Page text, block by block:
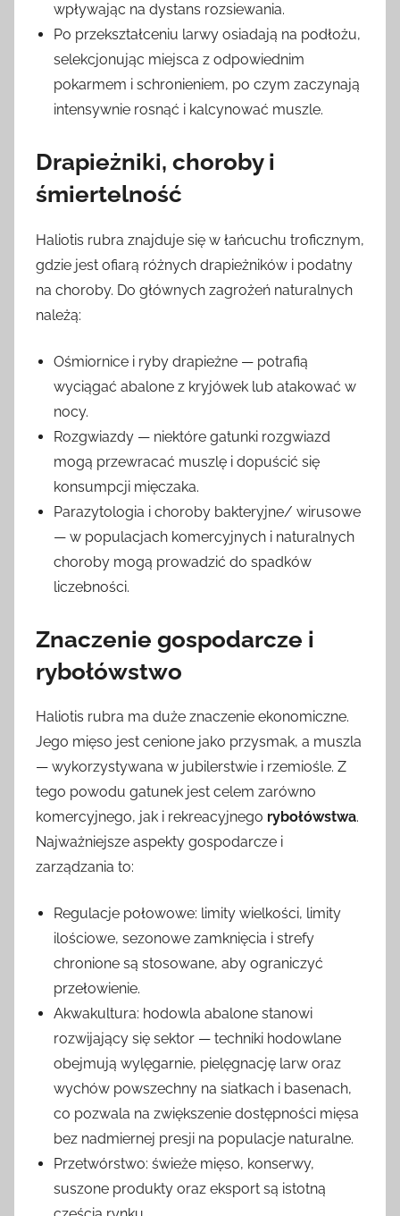
wpływając na dystans rozsiewania.
Po przekształceniu larwy osiadają na podłożu,
selekcjonując miejsca z odpowiednim
pokarmem i schronieniem, po czym zaczynają
intensywnie rosnąć i kalcynować muszle.
Drapieżniki, choroby i
śmiertelność
Haliotis rubra znajduje się w łańcuchu troficznym,
gdzie jest ofiarą różnych drapieżników i podatny
na choroby. Do głównych zagrożeń naturalnych
należą:
Ośmiornice i ryby drapieżne — potrafią
wyciągać abalone z kryjówek lub atakować w
nocy.
Rozgwiazdy — niektóre gatunki rozgwiazd
mogą przewracać muszlę i dopuścić się
konsumpcji mięczaka.
Parazytologia i choroby bakteryjne/ wirusowe
— w populacjach komercyjnych i naturalnych
choroby mogą prowadzić do spadków
liczebności.
Znaczenie gospodarcze i
rybołówstwo
Haliotis rubra ma duże znaczenie ekonomiczne.
Jego mięso jest cenione jako przysmak, a muszla
— wykorzystywana w jubilerstwie i rzemiośle. Z
tego powodu gatunek jest celem zarówno
komercyjnego, jak i rekreacyjnego rybołówstwa.
Najważniejsze aspekty gospodarcze i
zarządzania to:
Regulacje połowowe: limity wielkości, limity
ilościowe, sezonowe zamknięcia i strefy
chronione są stosowane, aby ograniczyć
przełowienie.
Akwakultura: hodowla abalone stanowi
rozwijający się sektor — techniki hodowlane
obejmują wylęgarnie, pielęgnację larw oraz
wychów powszechny na siatkach i basenach,
co pozwala na zwiększenie dostępności mięsa
bez nadmiernej presji na populacje naturalne.
Przetwórstwo: świeże mięso, konserwy,
suszone produkty oraz eksport są istotną